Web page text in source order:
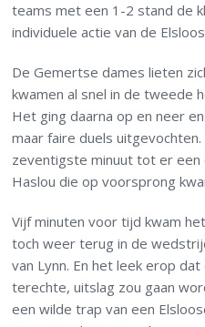
teams met een 1-2 stand de
individuele actie van de
De Gemertse dames lieten
kwamen al snel in de tweede
Het ging daarna op en neer
maar faire duels
zeventigste minuut tot er
Haslou die op voorsprong
Vijf minuten voor tijd kwam
toch weer terug in de
van Lynn. En het leek erop
terechte, uitslag zou gaan
een wilde trap van een